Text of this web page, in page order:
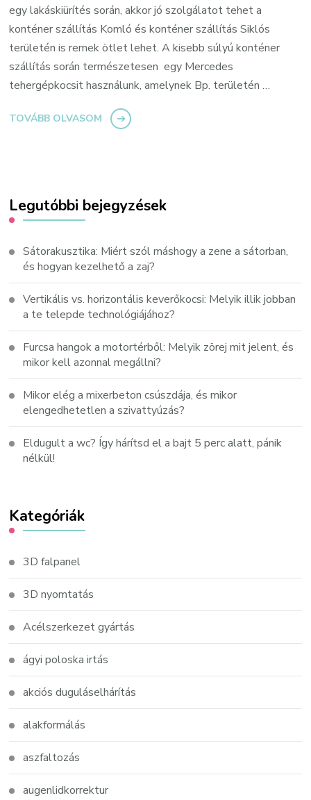
egy lakáskiürítés során, akkor jó szolgálatot tehet a
konténer szállítás Komló és konténer szállítás Siklós
területén is remek ötlet lehet. A kisebb súlyú konténer
szállítás során természetesen egy Mercedes
tehergépkocsit használunk, amelynek Bp. területén …
TOVÁBB OLVASOM
Legutóbbi bejegyzések
Sátorakusztika: Miért szól máshogy a zene a sátorban,
és hogyan kezelhető a zaj?
Vertikális vs. horizontális keverőkocsi: Melyik illik jobban
a te telepde technológiájához?
Furcsa hangok a motortérből: Melyik zörej mit jelent, és
mikor kell azonnal megállni?
Mikor elég a mixerbeton csúszdája, és mikor
elengedhetetlen a szivattyúzás?
Eldugult a wc? Így hárítsd el a bajt 5 perc alatt, pánik
nélkül!
Kategóriák
3D falpanel
3D nyomtatás
Acélszerkezet gyártás
ágyi poloska irtás
akciós duguláselhárítás
alakformálás
aszfaltozás
augenlidkorrektur